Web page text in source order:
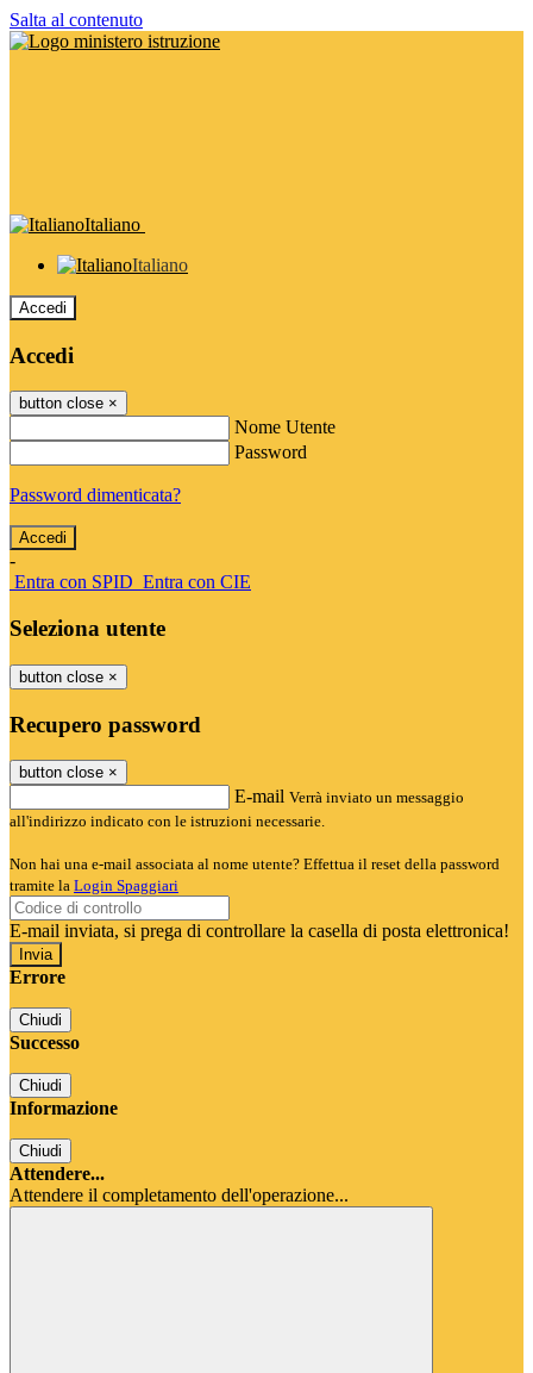
Salta al contenuto
Italiano
Italiano
Accedi
Accedi
button close ×
Nome Utente
Password
Password dimenticata?
-
Entra con SPID Entra con CIE
Seleziona utente
button close ×
Recupero password
button close ×
E-mail Verrà inviato un messaggio
all'indirizzo indicato con le istruzioni necessarie.
Non hai una e-mail associata al nome utente? Effettua il reset della password
tramite la Login Spaggiari
E-mail inviata, si prega di controllare la casella di posta elettronica!
Errore
Chiudi
Successo
Chiudi
Informazione
Chiudi
Attendere...
Attendere il completamento dell'operazione...